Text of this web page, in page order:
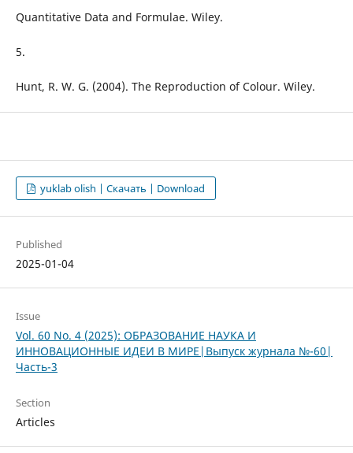
Quantitative Data and Formulae. Wiley.
5.
Hunt, R. W. G. (2004). The Reproduction of Colour. Wiley.
yuklab olish | Скачать | Download
Published
2025-01-04
Issue
Vol. 60 No. 4 (2025): ОБРАЗОВАНИЕ НАУКА И
ИННОВАЦИОННЫЕ ИДЕИ В МИРЕ|Выпуск журнала №-60|
Часть-3
Section
Articles